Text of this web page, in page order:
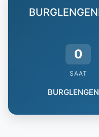
0
SAAT